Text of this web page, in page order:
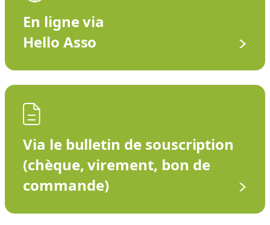
En ligne via
Hello Asso
Via le bulletin de souscription
(chèque, virement, bon de
commande)